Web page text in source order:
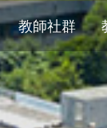
教師社群